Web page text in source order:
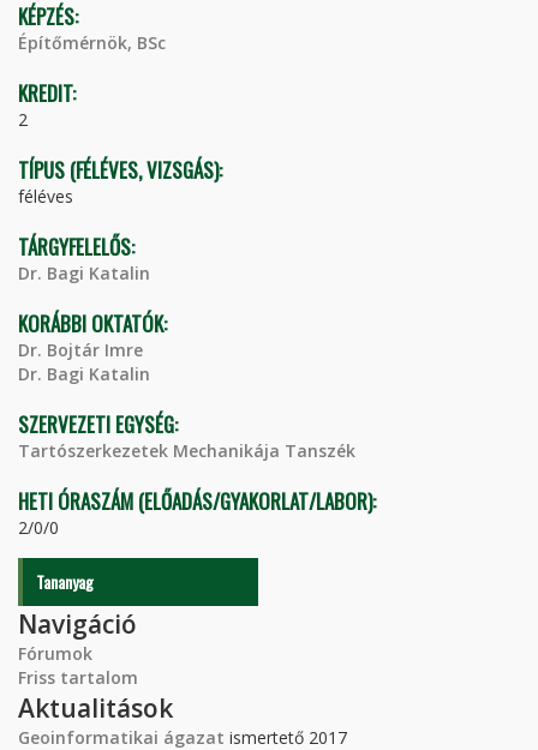
KÉPZÉS:
Építőmérnök, BSc
KREDIT:
2
TÍPUS (FÉLÉVES, VIZSGÁS):
féléves
TÁRGYFELELŐS:
Dr. Bagi Katalin
KORÁBBI OKTATÓK:
Dr. Bojtár Imre
Dr. Bagi Katalin
SZERVEZETI EGYSÉG:
Tartószerkezetek Mechanikája Tanszék
HETI ÓRASZÁM (ELŐADÁS/GYAKORLAT/LABOR):
2/0/0
Tananyag
Navigáció
Fórumok
Friss tartalom
Aktualitások
Geoinformatikai ágazat ismertető 2017